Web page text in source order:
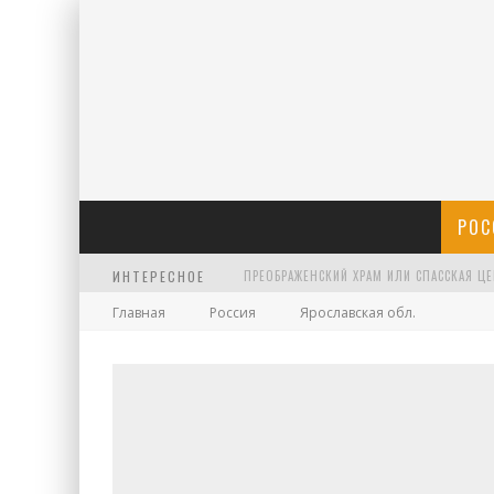
ИНТЕРЕСНОЕ
Главная Россия Ярославская обл.